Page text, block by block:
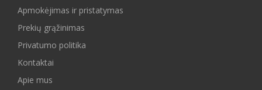
Apmokėjimas ir pristatymas
Prekių grąžinimas
Privatumo politika
Kontaktai
Apie mus